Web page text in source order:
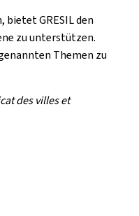
bietet GRESIL den
zu unterstützen.
Themen zu
des villes et